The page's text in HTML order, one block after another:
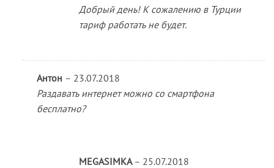
Добрый день! К сожалению в Турции
тариф работать не будет.
Антон – 23.07.2018
Раздавать интернет можно со смартфона
бесплатно?
MEGASIMKA – 25.07.2018